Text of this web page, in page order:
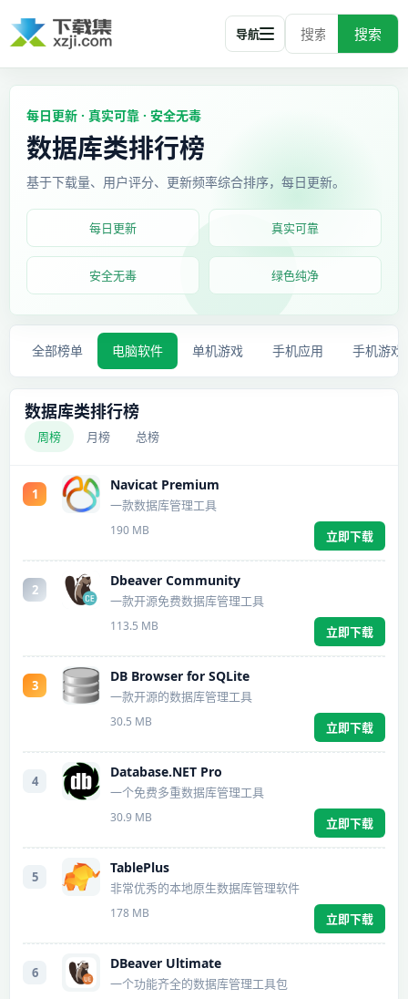
搜索
导航
每日更新 · 真实可靠 · 安全无毒
数据库类排行榜
基于下载量、用户评分、更新频率综合排序，每日更新。
每日更新 真实可靠
安全无毒 绿色纯净
全部榜单 电脑软件 单机游戏 手机应用 手机游戏
数据库类排行榜
周榜 月榜 总榜
1
Navicat Premium
一款数据库管理工具
190 MB 立即下载
2
Dbeaver Community
一款开源免费数据库管理工具
113.5 MB 立即下载
3
DB Browser for SQLite
一款开源的数据库管理工具
30.5 MB 立即下载
4
Database.NET Pro
一个免费多重数据库管理工具
30.9 MB 立即下载
5
TablePlus
非常优秀的本地原生数据库管理软件
178 MB 立即下载
6
DBeaver Ultimate
一个功能齐全的数据库管理工具包